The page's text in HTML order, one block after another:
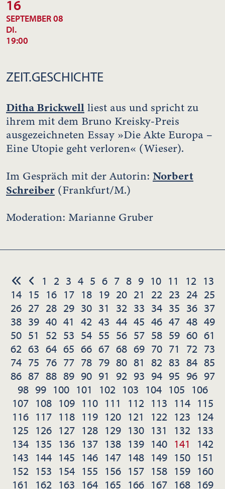
16
SEPTEMBER 08
DI.
19:00
ZEIT.GESCHICHTE
Ditha Brickwell liest aus und spricht zu
ihrem mit dem Bruno Kreisky-Preis
ausgezeichneten Essay »Die Akte Europa –
Eine Utopie geht verloren« (Wieser).
Im Gespräch mit der Autorin: Norbert
Schreiber (Frankfurt/M.)
Moderation: Marianne Gruber
1 2 3 4 5 6 7 8 9 10 11 12 13
14 15 16 17 18 19 20 21 22 23 24 25
26 27 28 29 30 31 32 33 34 35 36 37
38 39 40 41 42 43 44 45 46 47 48 49
50 51 52 53 54 55 56 57 58 59 60 61
62 63 64 65 66 67 68 69 70 71 72 73
74 75 76 77 78 79 80 81 82 83 84 85
86 87 88 89 90 91 92 93 94 95 96 97
98 99 100 101 102 103 104 105 106
107 108 109 110 111 112 113 114 115
116 117 118 119 120 121 122 123 124
125 126 127 128 129 130 131 132 133
134 135 136 137 138 139 140 141
142
143 144 145 146 147 148 149 150 151
152 153 154 155 156 157 158 159 160
161
162 163 164 165 166 167 168 169